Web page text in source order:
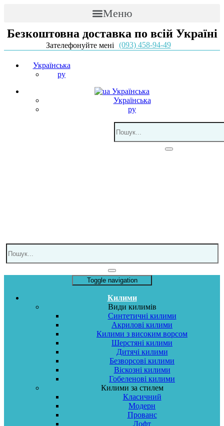
Меню
Безкоштовна доставка по всій Україні
Зателефонуйте мені (093) 458-94-49
Українська
ру
Українська
Українська
ру
Toggle navigation
Килими
Види килимів
Синтетичні килими
Акрилові килими
Килими з високим ворсом
Шерстяні килими
Дитячі килими
Безворсові килими
Віскозні килими
Гобеленові килими
Килими за стилем
Класичний
Модерн
Прованс
Лофт